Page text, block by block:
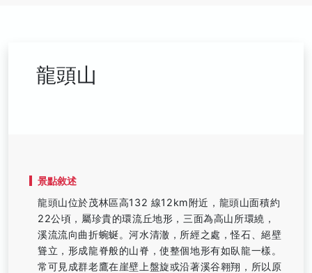
龍頭山
景點敘述
龍頭山位於茂林區高132 線12km附近，龍頭山面積約
22公頃，屬珍貴的環流丘地形，三面為高山所環繞，
溪流流向曲折蜿蜒。河水清澈，所經之處，怪石、絕壁
聳立，形成龍脊般的山脊，使整個地形有如臥龍一樣。
常可見成群老鷹在崖壁上盤旋或沿著溪谷翱翔，所以原